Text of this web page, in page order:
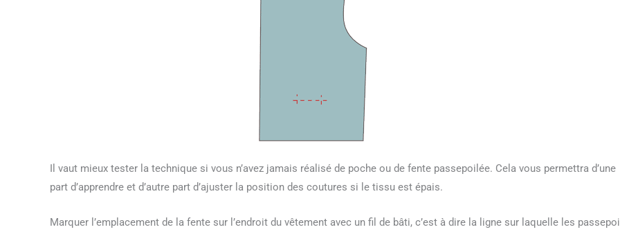
Il vaut mieux tester la technique si vous n’avez jamais réalisé de poche ou de fente passepoilée. Cela vous permettra d’une
part d’apprendre et d’autre part d’ajuster la position des coutures si le tissu est épais.
Marquer l’emplacement de la fente sur l’endroit du vêtement avec un fil de bâti, c’est à dire la ligne sur laquelle les